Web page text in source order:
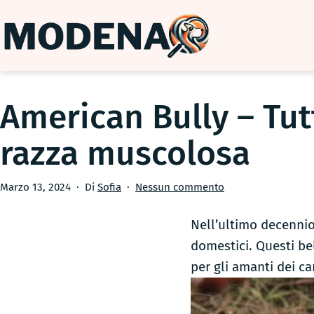
al
contenuto
ModenaDog
American Bully –
razza muscolosa
Pubblicato
Marzo 13, 2024 Di Sofia Nessun commento
Bully
Tutto
su
questa
razza
Nell’ultimo
domestici. Questi
per gli amanti dei